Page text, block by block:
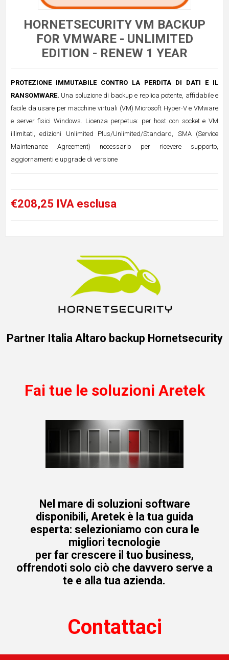
HORNETSECURITY VM BACKUP
FOR VMWARE - UNLIMITED
EDITION - RENEW 1 YEAR
PROTEZIONE IMMUTABILE CONTRO LA PERDITA DI DATI E IL
RANSOMWARE. Una soluzione di backup e replica potente, affidabile e
facile da usare per macchine virtuali (VM) Microsoft Hyper-V e VMware
e server fisici Windows. Licenza perpetua: per host con socket e VM
illimitati, edizioni Unlimited Plus/Unlimited/Standard, SMA (Service
Maintenance Agreement) necessario per ricevere supporto,
aggiornamenti e upgrade di versione
€208,25 IVA esclusa
Partner Italia Altaro backup Hornetsecurity
Fai tue le soluzioni Aretek
Nel mare di soluzioni software
disponibili, Aretek è la tua guida
esperta: selezioniamo con cura le
migliori tecnologie
per far crescere il tuo business,
offrendoti solo ciò che davvero serve a
te e alla tua azienda.
Contattaci